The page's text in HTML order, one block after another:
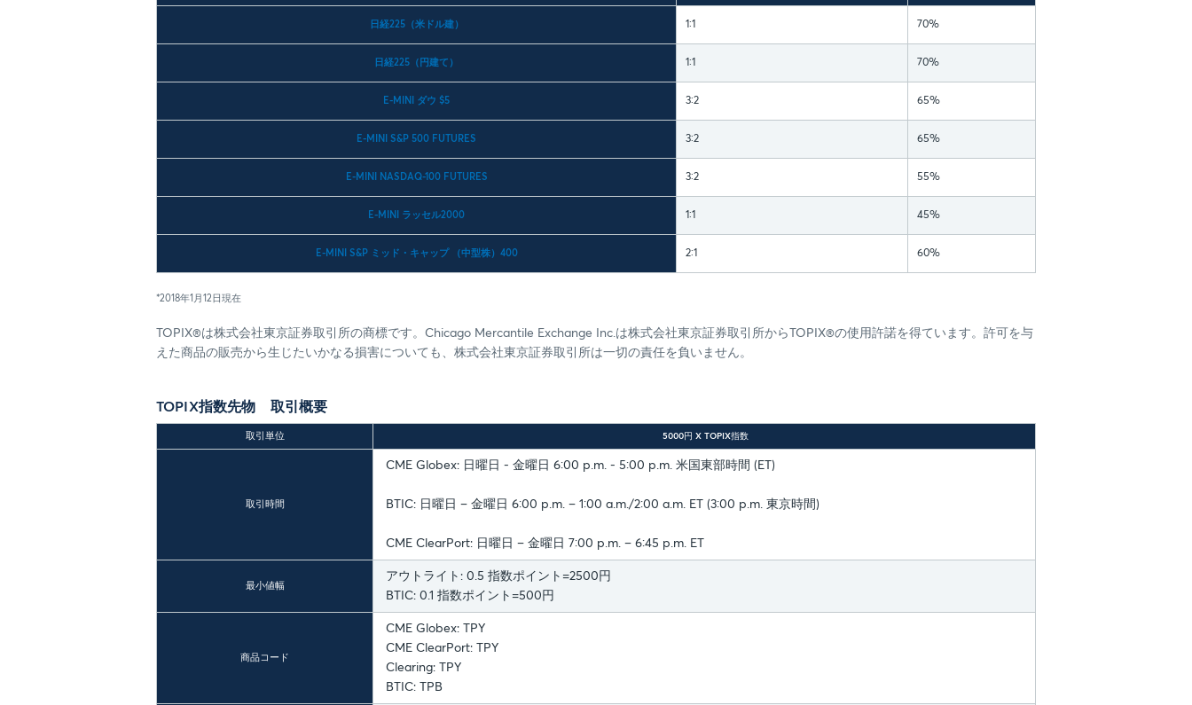
日経225（米ドル建） 1:1 70%
日経225（円建て） 1:1 70%
E-MINI ダウ $5 3:2 65%
E-MINI S&P 500 FUTURES 3:2 65%
E-MINI NASDAQ-100 FUTURES 3:2 55%
E-MINI ラッセル2000 1:1 45%
E-MINI S&P ミッド・キャップ （中型株）400 2:1 60%
*2018年1月12日現在
TOPIX®は株式会社東京証券取引所の商標です。Chicago Mercantile Exchange Inc.は株式会社東京証券取引所からTOPIX®の使用許諾を得ています。許可を与
えた商品の販売から生じたいかなる損害についても、株式会社東京証券取引所は一切の責任を負いません。
TOPIX指数先物 取引概要
取引単位 5000円 X TOPIX指数
取引時間
CME Globex: 日曜日 - 金曜日 6:00 p.m. - 5:00 p.m. 米国東部時間 (ET)
BTIC: 日曜日 – 金曜日 6:00 p.m. – 1:00 a.m./2:00 a.m. ET (3:00 p.m. 東京時間)
CME ClearPort: 日曜日 – 金曜日 7:00 p.m. – 6:45 p.m. ET
最小値幅
アウトライト: 0.5 指数ポイント=2500円
BTIC: 0.1 指数ポイント=500円
商品コード
CME Globex: TPY
CME ClearPort: TPY
Clearing: TPY
BTIC: TPB